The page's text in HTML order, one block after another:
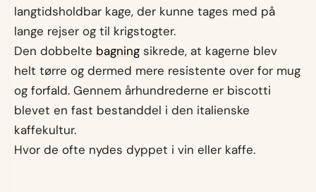
langtidsholdbar kage, der kunne tages med på
lange rejser og til krigstogter.
Den dobbelte bagning sikrede, at kagerne blev
helt tørre og dermed mere resistente over for mug
og forfald. Gennem århundrederne er biscotti
blevet en fast bestanddel i den italienske
kaffekultur.
Hvor de ofte nydes dyppet i vin eller kaffe.